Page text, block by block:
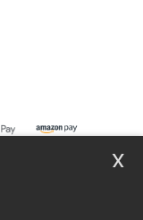
x